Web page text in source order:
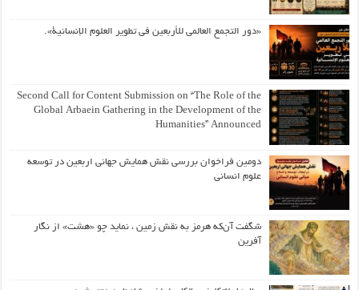
«دور التجمع العالمي للأربعين في تطوير العلوم الإنسانية».
Second Call for Content Submission on “The Role of the
Global Arbaein Gathering in the Development of the
Humanities” Announced
دومین فراخوان بررسی نقش همایش جهانی اربعین در توسعه
علوم انسانی
شگفت آن‌که هرمز به نقش زمین ، نماید چو «هشت» از نگار
آفرین